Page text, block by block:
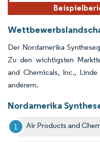
Der Nordamerika
Zu den wichtigsten
and Chemicals, Inc.,
anderem.
Nordamerika
Air Products and